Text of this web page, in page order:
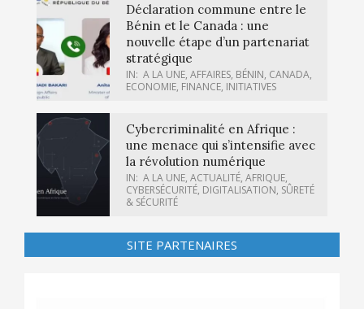
Déclaration commune entre le
Bénin et le Canada : une
nouvelle étape d’un partenariat
stratégique
IN: A LA UNE, AFFAIRES, BÉNIN, CANADA,
ECONOMIE, FINANCE, INITIATIVES
Cybercriminalité en Afrique :
une menace qui s’intensifie avec
la révolution numérique
IN: A LA UNE, ACTUALITÉ, AFRIQUE,
CYBERSÉCURITÉ, DIGITALISATION, SÛRETÉ
& SÉCURITÉ
SITE PARTENAIRES